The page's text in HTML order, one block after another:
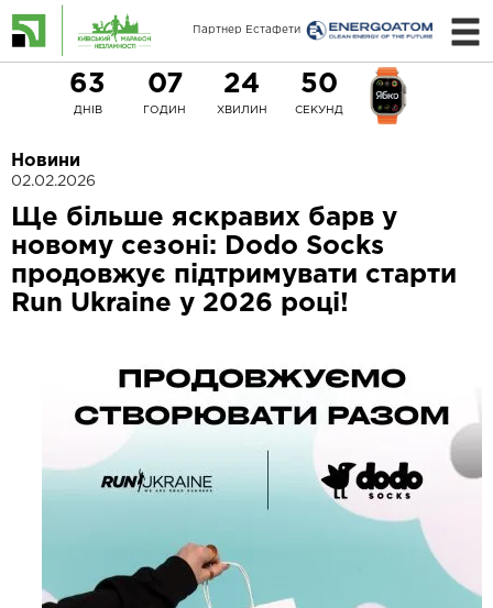
Партнер Естафети
63
ДНІВ
07
ГОДИН
24
ХВИЛИН
50
СЕКУНД
Новини
02.02.2026
Ще більше яскравих барв у
новому сезоні: Dodo Socks
продовжує підтримувати старти
Run Ukraine у 2026 році!